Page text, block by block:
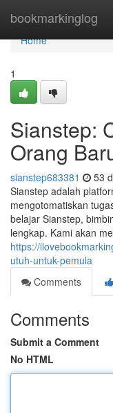
bookmarkinglog
Home
Home
1
Sianstep:
Orang
sianstep683381 53
Sianstep adalah
mengotomatiskan
belajar Sianstep,
lengkap. Kami akan
https://
utuh-untuk-pemula
Comments
Comments
Submit a Comment
No HTML